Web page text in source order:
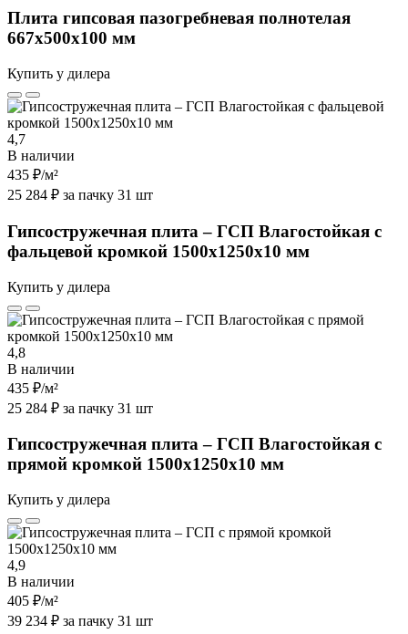
Плита гипсовая пазогребневая полнотелая
667х500х100 мм
Купить у дилера
4,7
В наличии
435 ₽/м²
25 284 ₽ за пачку 31 шт
Гипсостружечная плита – ГСП Влагостойкая с
фальцевой кромкой 1500х1250х10 мм
Купить у дилера
4,8
В наличии
435 ₽/м²
25 284 ₽ за пачку 31 шт
Гипсостружечная плита – ГСП Влагостойкая с
прямой кромкой 1500х1250х10 мм
Купить у дилера
4,9
В наличии
405 ₽/м²
39 234 ₽ за пачку 31 шт